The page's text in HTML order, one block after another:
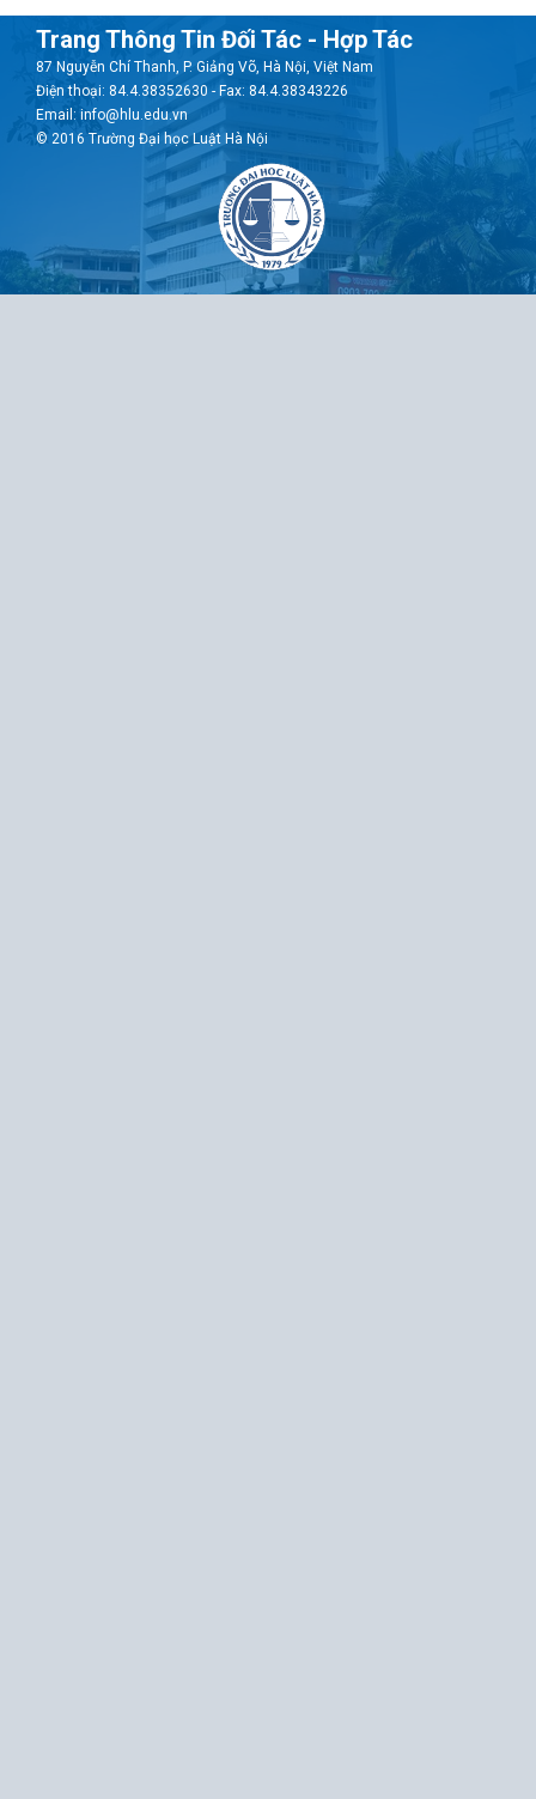
Trang Thông Tin Đối Tác - Hợp Tác
87 Nguyễn Chí Thanh, P. Giảng Võ, Hà Nội, Việt Nam
Điện thoại: 84.4.38352630 - Fax: 84.4.38343226
Email: info@hlu.edu.vn
© 2016 Trường Đại học Luật Hà Nội